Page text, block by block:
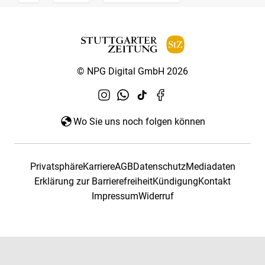
© NPG Digital GmbH 2026
Wo Sie uns noch folgen können
PrivatsphäreKarriereAGBDatenschutzMediadaten
Erklärung zur BarrierefreiheitKündigungKontakt
ImpressumWiderruf